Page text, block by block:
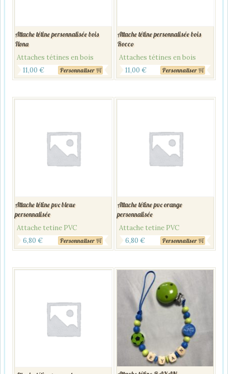
Attache tétine personnalisée bois
Ilona
Attaches tétines en bois
11,00 € Personnaliser
Attache tétine personnalisée bois
Rocco
Attaches tétines en bois
11,00 € Personnaliser
Attache tétine pvc bleue
personnalisée
Attache tetine PVC
6,80 € Personnaliser
Attache tétine pvc orange
personnalisée
Attache tetine PVC
6,80 € Personnaliser